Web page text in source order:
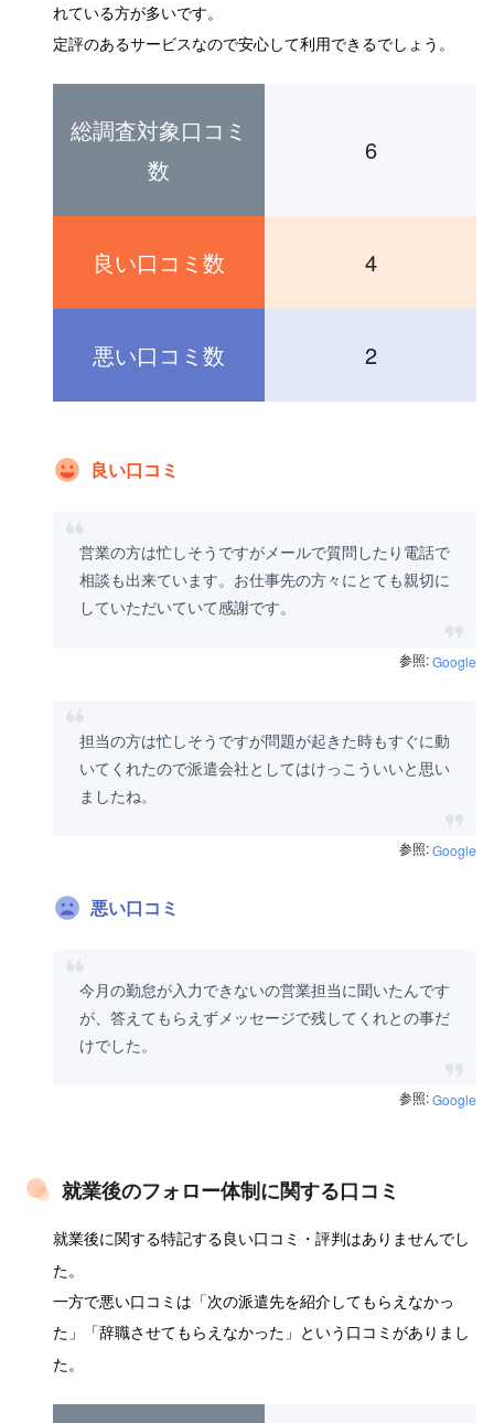
れている方が多いです。
定評のあるサービスなので安心して利用できるでしょう。
総調査対象口コミ
数
6
良い口コミ数 4
悪い口コミ数 2
良い口コミ
営業の方は忙しそうですがメールで質問したり電話で
相談も出来ています。お仕事先の方々にとても親切に
していただいていて感謝です。
参照:Google
担当の方は忙しそうですが問題が起きた時もすぐに動
いてくれたので派遣会社としてはけっこういいと思い
ましたね。
参照:Google
悪い口コミ
今月の勤怠が入力できないの営業担当に聞いたんです
が、答えてもらえずメッセージで残してくれとの事だ
けでした。
参照:Google
就業後のフォロー体制に関する口コミ
就業後に関する特記する良い口コミ・評判はありませんでし
た。
一方で悪い口コミは「次の派遣先を紹介してもらえなかっ
た」「辞職させてもらえなかった」という口コミがありまし
た。